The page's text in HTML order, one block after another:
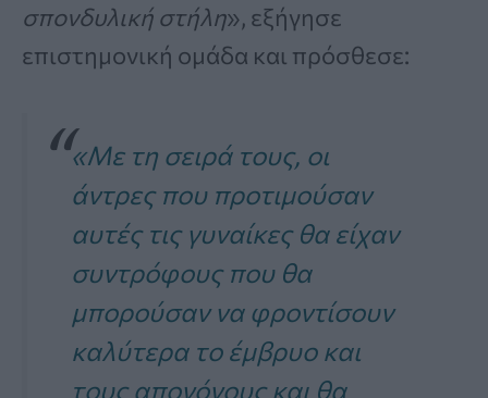
σπονδυλική στήλη», εξήγησε
επιστημονική ομάδα και πρόσθεσε:
«Με τη σειρά τους, οι
άντρες που προτιμούσαν
αυτές τις γυναίκες θα είχαν
συντρόφους που θα
μπορούσαν να φροντίσουν
καλύτερα το έμβρυο και
τους απογόνους και θα